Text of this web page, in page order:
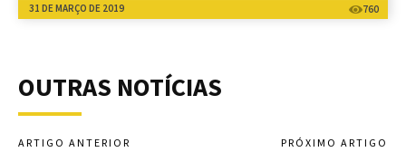
31 DE MARÇO DE 2019 760
OUTRAS NOTÍCIAS
ARTIGO ANTERIOR PRÓXIMO ARTIGO